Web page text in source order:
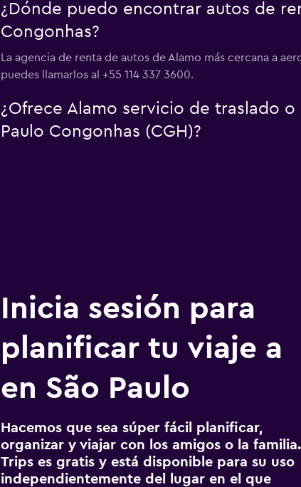
¿Dónde puedo encontrar autos de
Congonhas?
La agencia de renta de autos de Alamo más cercana a
puedes llamarlos al +55 114 337 3600.
¿Ofrece Alamo servicio de traslado
Paulo Congonhas (CGH)?
Inicia sesión para
planificar tu viaje a
en São Paulo
Hacemos que sea súper fácil planificar,
organizar y viajar con los amigos o la familia.
Trips es gratis y está disponible para su uso
independientemente del lugar en el que